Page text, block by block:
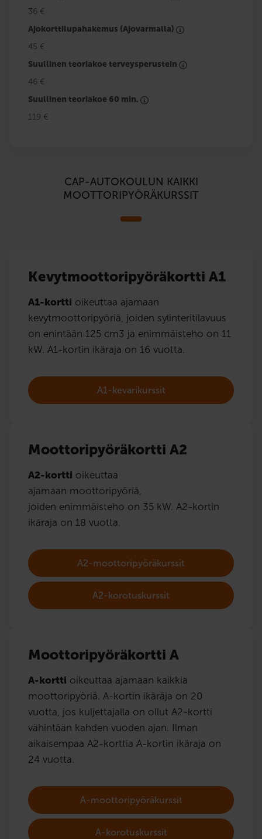
36 €
Ajokorttilupahakemus (Ajovarmalla)
45 €
Suullinen teoriakoe terveysperustein
46 €
Suullinen teoriakoe 60 min.
119 €
CAP-AUTOKOULUN KAIKKI
MOOTTORIPYÖRÄKURSSIT
Kevytmoottoripyöräkortti A1
A1-kortti oikeuttaa ajamaan
kevytmoottoripyöriä, joiden sylinteritilavuus
on enintään 125 cm3 ja enimmäisteho on 11
kW. A1-kortin ikäraja on 16 vuotta.
A1-kevarikurssit
Moottoripyöräkortti A2
A2-kortti oikeuttaa
ajamaan moottoripyöriä,
joiden enimmäisteho on 35 kW. A2-kortin
ikäraja on 18 vuotta.
A2-moottoripyöräkurssit
A2-korotuskurssit
Moottoripyöräkortti A
A-kortti oikeuttaa ajamaan kaikkia
moottoripyöriä. A-kortin ikäräja on 20
vuotta, jos kuljettajalla on ollut A2-kortti
vähintään kahden vuoden ajan. Ilman
aikaisempaa A2-korttia A-kortin ikäraja on
24 vuotta.
A-moottoripyöräkurssit
A-korotuskurssit